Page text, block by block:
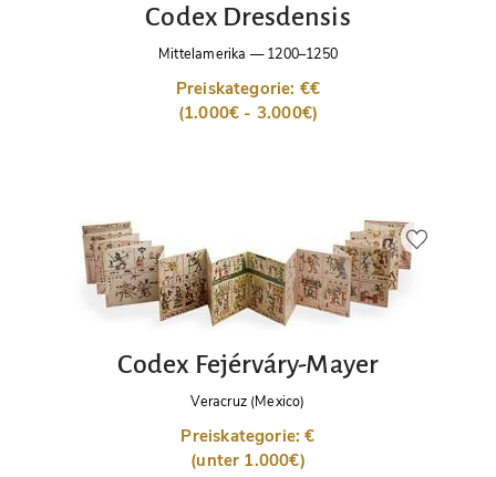
Codex Dresdensis
Mittelamerika —1200–1250
Preiskategorie: €€
(1.000€ - 3.000€)
Codex Fejérváry-Mayer
Veracruz (Mexico)
Preiskategorie: €
(unter 1.000€)